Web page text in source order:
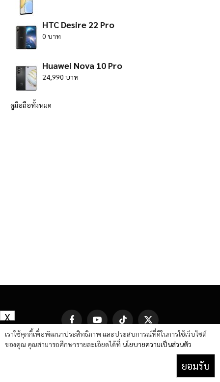
HTC Desire 22 Pro
0 บาท
Huawei Nova 10 Pro
24,990 บาท
ดูมือถือทั้งหมด
FacebookYouTube TikTok
X
(Twitter)
เราใช้คุกกี้เพื่อพัฒนาประสิทธิภาพ และประสบการณ์ที่ดีในการใช้เว็บไซต์
ของคุณ คุณสามารถศึกษารายละเอียดได้ที่ นโยบายความเป็นส่วนตัว
ยอมรับ
X